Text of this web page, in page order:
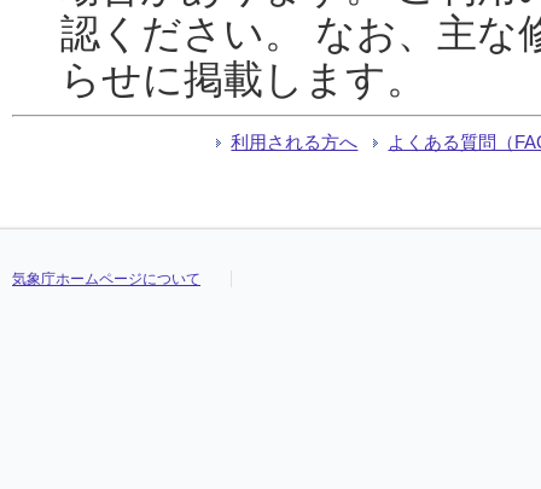
認ください。 なお、主な
らせに掲載します。
利用される方へ よくある質問（
気象庁ホームページについて